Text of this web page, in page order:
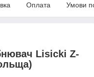
Оплата Умови
Lisicki Z-